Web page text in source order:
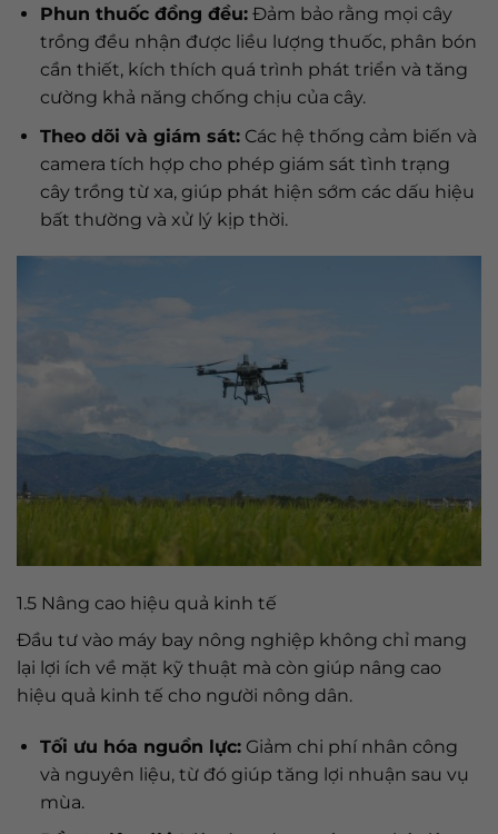
Phun thuốc đồng đều:Đảm bảo rằng mọi cây
trồng đều nhận được liều lượng thuốc, phân bón
cần thiết, kích thích quá trình phát triển và tăng
cường khả năng chống chịu của cây.
Theo dõi và giám sát:Các hệ thống cảm biến và
camera tích hợp cho phép giám sát tình trạng
cây trồng từ xa, giúp phát hiện sớm các dấu hiệu
bất thường và xử lý kịp thời.
1.5 Nâng cao hiệu quả kinh tế
Đầu tư vào máy bay nông nghiệp không chỉ mang
lại lợi ích về mặt kỹ thuật mà còn giúp nâng cao
hiệu quả kinh tế cho người nông dân.
Tối ưu hóa nguồn lực:Giảm chi phí nhân công
và nguyên liệu, từ đó giúp tăng lợi nhuận sau vụ
mùa.